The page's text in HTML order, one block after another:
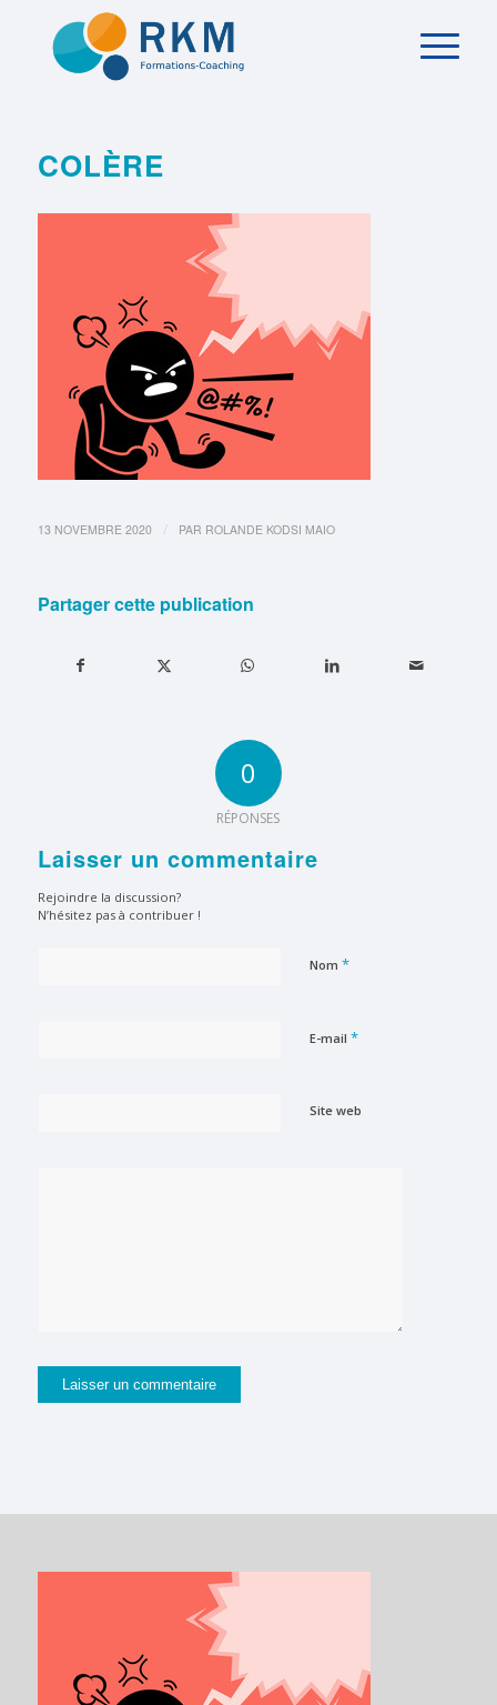
COLÈRE
13 NOVEMBRE 2020 / PAR ROLANDE KODSI MAIO
Partager cette publication
0
RÉPONSES
Laisser un commentaire
Rejoindre la discussion?
N’hésitez pas à contribuer !
Nom *
E-mail *
Site web